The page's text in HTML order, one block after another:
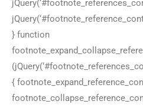
} function
{